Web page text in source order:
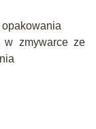
w zmywarce ze